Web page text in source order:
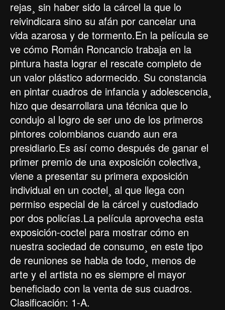
rejas¸ sin haber sido la cárcel la que lo
reivindicara sino su afán por cancelar una
vida azarosa y de tormento.En la película se
ve cómo Román Roncancio trabaja en la
pintura hasta lograr el rescate completo de
un valor plástico adormecido. Su constancia
en pintar cuadros de infancia y adolescencia¸
hizo que desarrollara una técnica que lo
condujo al logro de ser uno de los primeros
pintores colombianos cuando aun era
presidiario.Es así como después de ganar el
primer premio de una exposición colectiva¸
viene a presentar su primera exposición
individual en un coctel¸ al que llega con
permiso especial de la cárcel y custodiado
por dos policías.La película aprovecha esta
exposición-coctel para mostrar cómo en
nuestra sociedad de consumo¸ en este tipo
de reuniones se habla de todo¸ menos de
arte y el artista no es siempre el mayor
beneficiado con la venta de sus cuadros.
Clasificación: 1-A.